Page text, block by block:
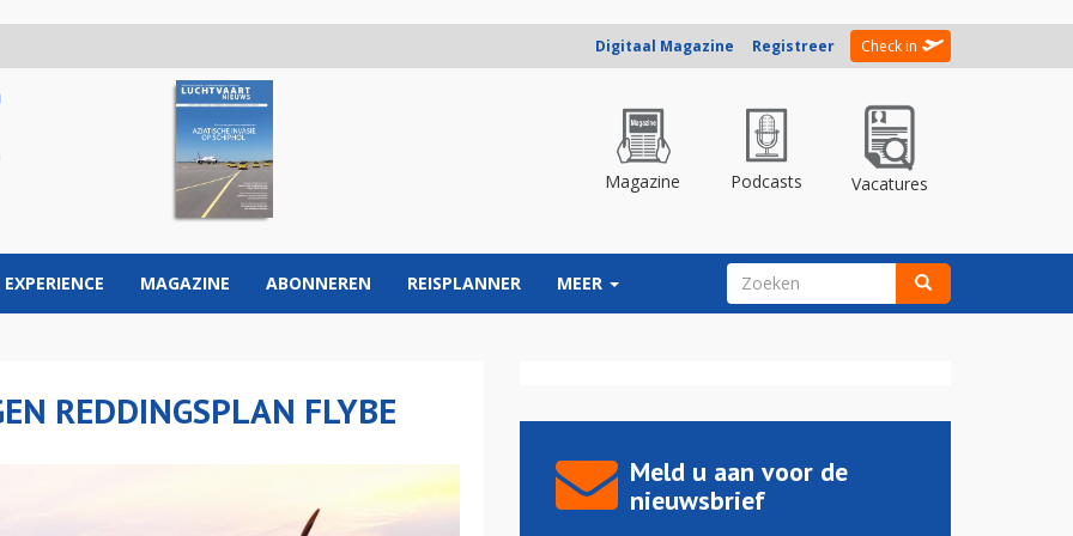
Digitaal Magazine Registreer Check in
Magazine Podcasts Vacatures
EXPERIENCE MAGAZINE ABONNEREN REISPLANNER MEER ZOEKVELD
REDDINGSPLAN FLYBE
Meld u aan voor de
nieuwsbrief